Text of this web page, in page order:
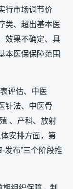
行市场调节价
类、超出基本医
效果不确定、具
本医保保障范围
评估、中医
针法、中医骨
、产科、放射
安排方面，第
发布”三个阶段推